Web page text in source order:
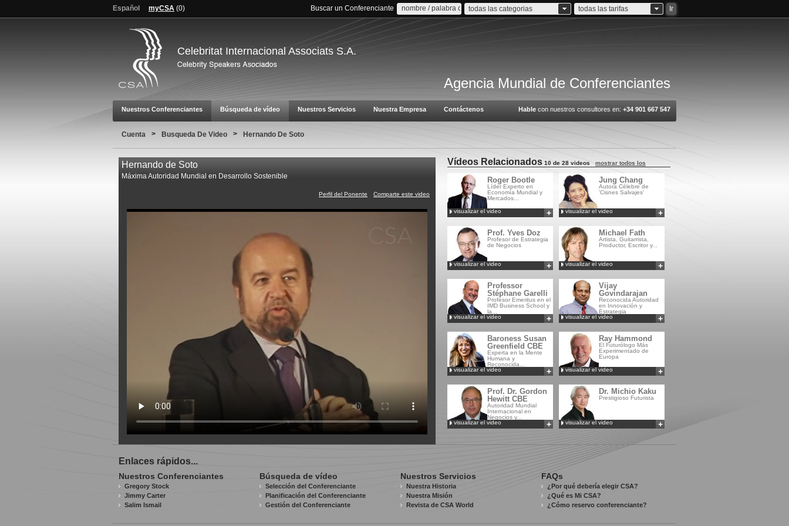
Español myCSA (0) Buscar un Conferenciante todas las categorias todas las tarifas Ir
Celebritat Internacional Associats S.A.
Agencia Mundial de Conferenciantes
Nuestros Conferenciantes Búsqueda de vídeo Nuestros Servicios Nuestra Empresa Contáctenos Hable con nuestros consultores en: +34 901 667 547
Cuenta > Busqueda De Video > Hernando De Soto
Hernando de Soto
Máxima Autoridad Mundial en Desarrollo Sostenible
Perfil del Ponente Comparte este video
Vídeos Relacionados 10 de 28 videos mostrar todos los
Roger Bootle
Líder Experto en
Economía Mundial y
Mercados...
visualizar el video
+
Añadir a
Jung Chang
Autora Célebre de
'Cisnes Salvajes'
visualizar el video +
Prof. Yves Doz
Profesor de Estrategia
de Negocios
visualizar el video +
Añadir a
Michael Fath
Artista, Guitarrista,
Productor, Escritor y...
visualizar el video +
Professor
Stéphane Garelli
Profesor Emeritus en el
IMD Business School y
la...
visualizar el video
+
Añadir a
Vijay
Govindarajan
Reconocida Autoridad
en Innovación y
Estrategia
visualizar el video
+
Baroness Susan
Greenfield CBE
Experta en la Mente
Humana y
Reconocida...
visualizar el video
+
Añadir a
Ray Hammond
El Futurólogo Más
Experimentado de
Europa
visualizar el video
+
Prof. Dr. Gordon
Hewitt CBE
Autoridad Mundial
Internacional en
Negocios y...
visualizar el video
+
Añadir a
Dr. Michio Kaku
Prestigioso Futurista
visualizar el video +
Añadir a
MyCSA
Enlaces rápidos...
Nuestros Conferenciantes
Gregory Stock
Jimmy Carter
Salim Ismail
Búsqueda de vídeo
Selección del Conferenciante
Planificación del Conferenciante
Gestión del Conferenciante
Nuestros Servicios
Nuestra Historia
Nuestra Misión
Revista de CSA World
FAQs
¿Por qué debería elegir CSA?
¿Qué es Mi CSA?
¿Cómo reservo conferenciante?